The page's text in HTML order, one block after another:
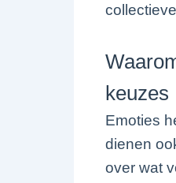
keuzes
Emoties
dienen
over wat